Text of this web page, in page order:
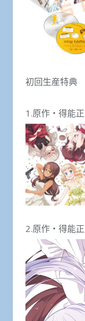
初回生産特典
1.原作・得能
2.原作・得能